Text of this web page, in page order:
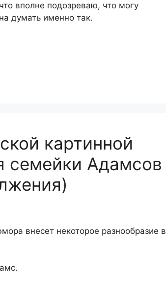
вполне подозреваю, что могу
думать именно так.
картинной
семейки Адамсов
внесет некоторое разнообразие в